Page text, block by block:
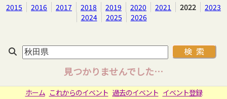
2015 2016 2017 2018 2019 2020 2021 2022
2023
2024
2025 2026
見つかりませんでした…
ホーム これからのイベント 過去のイベント イベント登録